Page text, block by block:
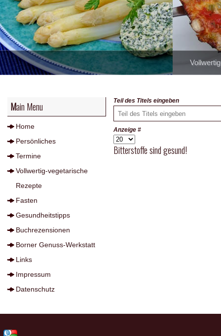
Main Menu
Home
Persönliches
Termine
Vollwertig-vegetarische
Rezepte
Fasten
Gesundheitstipps
Buchrezensionen
Borner Genuss-Werkstatt
Links
Impressum
Datenschutz
Teil des Titels eingeben
Anzeige #
Bitterstoffe sind gesund!